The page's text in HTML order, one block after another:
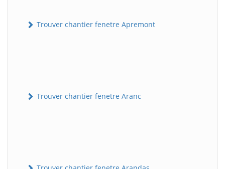
Trouver chantier fenetre Apremont
Trouver chantier fenetre Aranc